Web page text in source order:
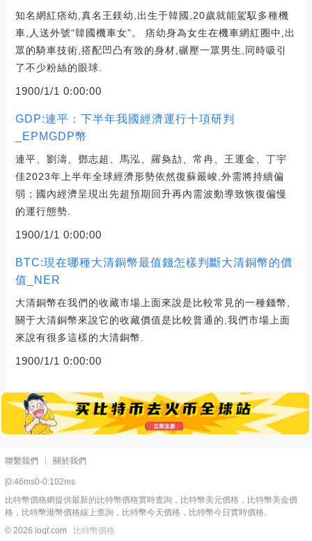
知名網紅痞幼,真名王鎂幼,出生于韓國,20歲就能駕馭多種機
車,人送外號“韓國機車女”。 痞幼身為女生在機車網紅圈中,出
眾的騎車技術,搭配凹凸有致的身材,碾壓一眾男生,同時吸引
了不少粉絲的眼球.
1900/1/1 0:00:00
GDP:連平：下半年我國經濟運行十項研判
_EPMGDP幣
連平、劉濤、鄧志超、馬泓、羅奐劼、常冉、王運金、丁宇
佳2023年上半年全球經濟形勢依然復蘇嚴峻,外需將持續偏
弱；國內經濟呈現出先超預期回升再內需波動導致恢復偏慢
的運行態勢.
1900/1/1 0:00:00
BTC:現在哪種大清銅幣最值錢怎樣判斷大清銅幣的價
值_NER
大清銅幣在我們的收藏市場上面來說是比較常見的一種錢幣,
關于大清銅幣來說它的收藏價值是比較普通的,我們市場上面
來說有很多這樣的大清銅幣.
1900/1/1 0:00:00
聯繫我們 關於我們
[0:46ms0-0:102ms
比特幣價格網提供最新的比特幣價格實時査詢，比特幣美元價格，比特幣美金價
格，比特幣港幣價格線上查詢，比特幣今天價格，比特幣今日實時價格。
© 2026 ioqf.com
比特幣價格